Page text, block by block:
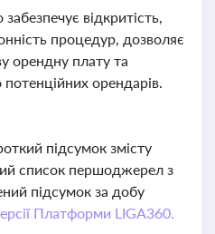
відкритість,
процедур, дозволяє
орендну плату та
орендарів.
підсумок змісту
список першоджерел з
підсумок за добу
Платформи LIGA360.